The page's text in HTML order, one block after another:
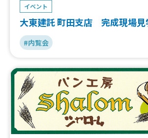
イベント
大東建託 町田支店 完成現場見
#内覧会